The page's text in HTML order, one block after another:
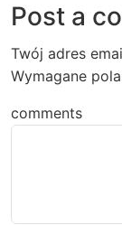
Post a
Twój adres
Wymagane
comments